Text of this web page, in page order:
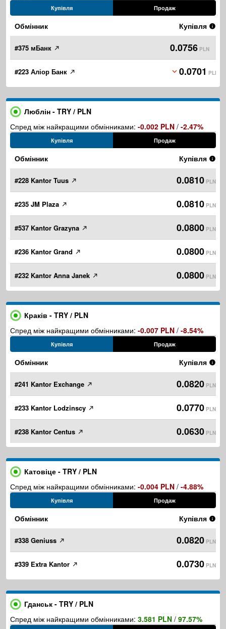
Купівля Продаж
Обмінник Купівля
#375 мБанк 0.0756 PLN
#223 Аліор Банк 0.0701 PLN
Люблін - TRY / PLN
Спред між найкращими обмінниками: -0.002 PLN / -2.47%
Купівля Продаж
Обмінник Купівля
#228 Kantor Tuus 0.0810 PLN
#235 JM Plaza 0.0810 PLN
#537 Kantor Grazyna 0.0800 PLN
#236 Kantor Grand 0.0800 PLN
#232 Kantor Anna Janek 0.0800 PLN
Краків - TRY / PLN
Спред між найкращими обмінниками: -0.007 PLN / -8.54%
Купівля Продаж
Обмінник Купівля
#241 Kantor Exchange 0.0820 PLN
#233 Kantor Lodzinscy 0.0770 PLN
#238 Kantor Centus 0.0630 PLN
Катовіце - TRY / PLN
Спред між найкращими обмінниками: -0.004 PLN / -4.88%
Купівля Продаж
Обмінник Купівля
#338 Geniuss 0.0820 PLN
#339 Extra Kantor 0.0730 PLN
Гданськ - TRY / PLN
Спред між найкращими обмінниками: 3.581 PLN / 97.57%